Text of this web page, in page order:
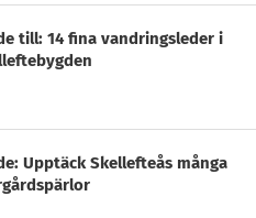
till: 14 fina vandringsleder i
Upptäck Skellefteås många